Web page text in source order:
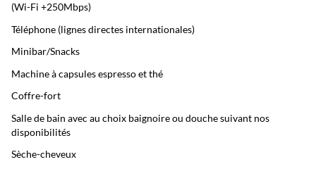
(Wi-Fi +250Mbps)
Téléphone (lignes directes internationales)
Minibar/Snacks
Machine à capsules espresso et thé
Coffre-fort
Salle de bain avec au choix baignoire ou douche suivant nos
disponibilités
Sèche-cheveux